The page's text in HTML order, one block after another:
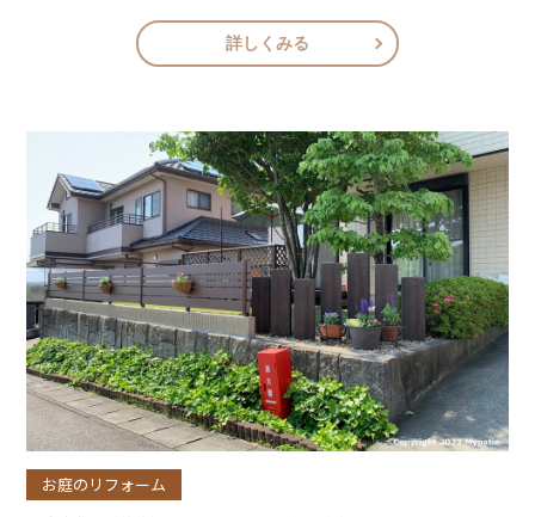
詳しくみる
お庭のリフォーム